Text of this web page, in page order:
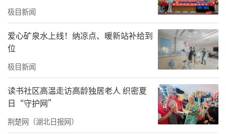
王永刚，医学博士，主任医师。原工作单位：
解放军总医院第四医学中心骨科。
极目新闻
爱心矿泉水上线！纳凉点、暖新站补给到
位
极目新闻
读书社区高温走访高龄独居老人 织密夏
日“守护网”
荆楚网（湖北日报网）